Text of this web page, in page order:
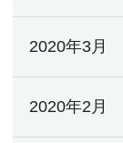
2020年3月
2020年2月